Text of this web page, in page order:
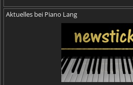
Aktuelles bei Piano Lang